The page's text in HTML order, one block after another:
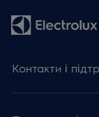
Контакти і